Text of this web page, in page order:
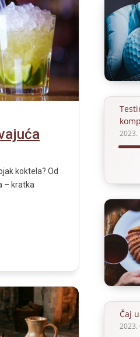
koktela? Od
– kratka
2023.
Čaj
2023.